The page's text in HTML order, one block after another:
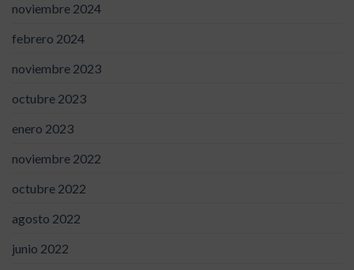
noviembre 2024
febrero 2024
noviembre 2023
octubre 2023
enero 2023
noviembre 2022
octubre 2022
agosto 2022
junio 2022